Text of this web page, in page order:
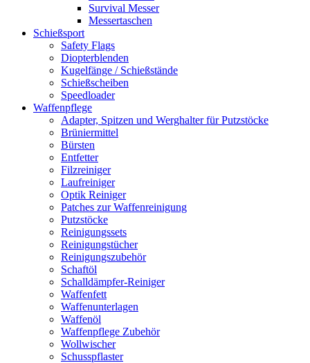
Survival Messer
Messertaschen
Schießsport
Safety Flags
Diopterblenden
Kugelfänge / Schießstände
Schießscheiben
Speedloader
Waffenpflege
Adapter, Spitzen und Werghalter für Putzstöcke
Brüniermittel
Bürsten
Entfetter
Filzreiniger
Laufreiniger
Optik Reiniger
Patches zur Waffenreinigung
Putzstöcke
Reinigungssets
Reinigungstücher
Reinigungszubehör
Schaftöl
Schalldämpfer-Reiniger
Waffenfett
Waffenunterlagen
Waffenöl
Waffenpflege Zubehör
Wollwischer
Schusspflaster